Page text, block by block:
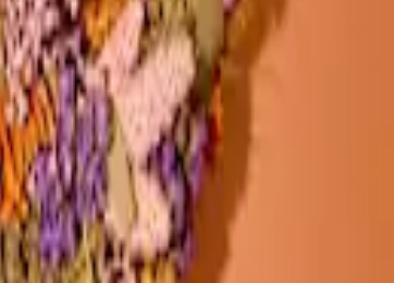
Pflanzen-Geschenke: Schöne und pflegeleichte
- wie zum Beispiel Pralinen, die für viele